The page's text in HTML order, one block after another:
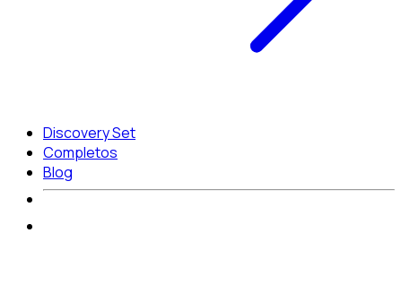
Discovery Set
Completos
Blog